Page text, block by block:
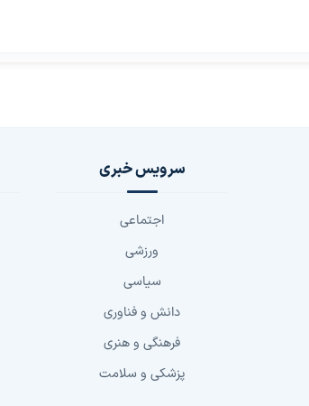
سرویس خبری
اجتماعی
ورزشی
سیاسی
دانش و فناوری
فرهنگی و هنری
پزشکی و سلامت